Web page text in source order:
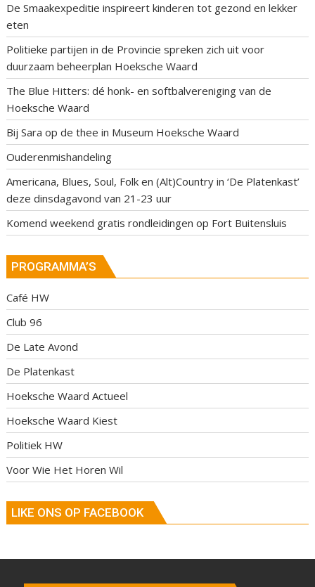
De Smaakexpeditie inspireert kinderen tot gezond en lekker
eten
Politieke partijen in de Provincie spreken zich uit voor
duurzaam beheerplan Hoeksche Waard
The Blue Hitters: dé honk- en softbalvereniging van de
Hoeksche Waard
Bij Sara op de thee in Museum Hoeksche Waard
Ouderenmishandeling
Americana, Blues, Soul, Folk en (Alt)Country in ‘De Platenkast’
deze dinsdagavond van 21-23 uur
Komend weekend gratis rondleidingen op Fort Buitensluis
PROGRAMMA’S
Café HW
Club 96
De Late Avond
De Platenkast
Hoeksche Waard Actueel
Hoeksche Waard Kiest
Politiek HW
Voor Wie Het Horen Wil
LIKE ONS OP FACEBOOK